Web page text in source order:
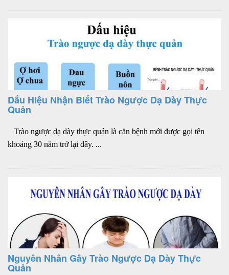
Dấu Hiệu Nhận Biết Trào Ngược Dạ Dày Thực
Quản
Trào ngược dạ dày thực quản là căn bệnh mới được gọi tên
khoảng 30 năm trở lại đây. ...
Nguyên Nhân Gây Trào Ngược Dạ Dày Thực
Quản